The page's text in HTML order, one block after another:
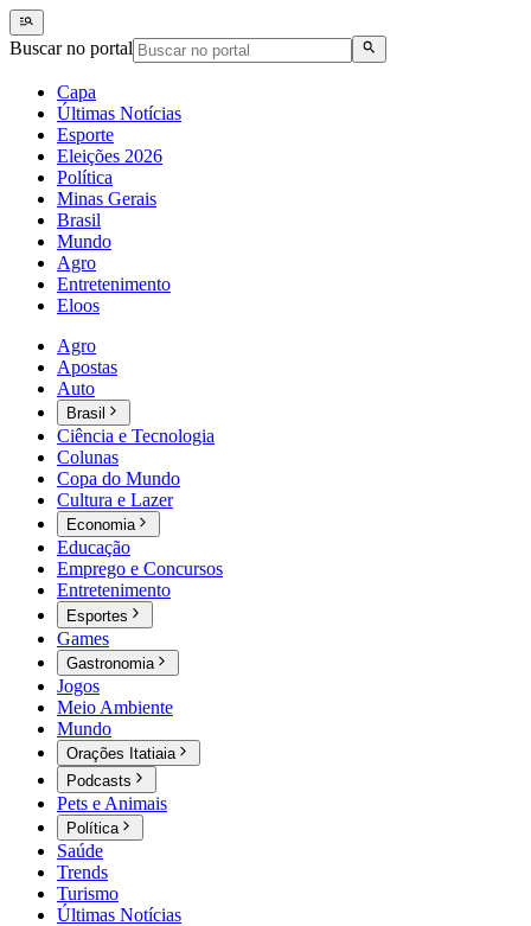
Buscar no portal
Capa
Últimas Notícias
Esporte
Eleições 2026
Política
Minas Gerais
Brasil
Mundo
Agro
Entretenimento
Eloos
Agro
Apostas
Auto
Brasil
Ciência e Tecnologia
Colunas
Copa do Mundo
Cultura e Lazer
Economia
Educação
Emprego e Concursos
Entretenimento
Esportes
Games
Gastronomia
Jogos
Meio Ambiente
Mundo
Orações Itatiaia
Podcasts
Pets e Animais
Política
Saúde
Trends
Turismo
Últimas Notícias